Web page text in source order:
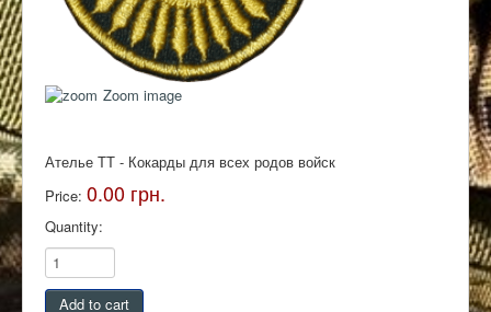
Zoom image
Ателье ТТ - Кокарды для всех родов войск
Price: 0.00 грн.
Quantity: